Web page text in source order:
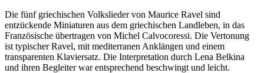
Die fünf griechischen Volkslieder von Maurice Ravel sind
entzückende Miniaturen aus dem griechischen Landleben, in das
Französische übertragen von Michel Calvocoressi. Die Vertonung
ist typischer Ravel, mit mediterranen Anklängen und einem
transparenten Klaviersatz. Die Interpretation durch Lena Belkina
und ihren Begleiter war entsprechend beschwingt und leicht.